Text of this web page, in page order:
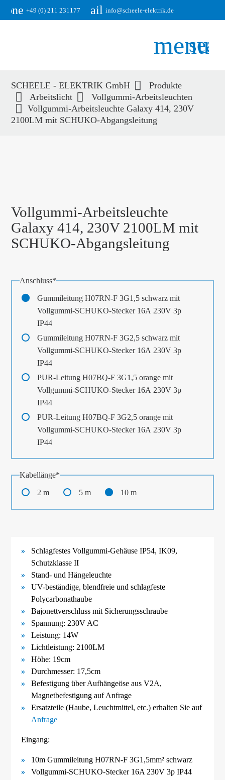
+49 (0) 211 231177email info@scheele-elektrik.de
menu
Suchbegriffe SUCHEN
SCHEELE - ELEKTRIK GmbH
Produkte
Arbeitslicht
Vollgummi-Arbeitsleuchten
Vollgummi-Arbeitsleuchte Galaxy 414, 230V
2100LM mit SCHUKO-Abgangsleitung
Vollgummi-Arbeitsleuchte
Galaxy 414, 230V 2100LM mit
SCHUKO-Abgangsleitung
Pflichtfeld
Anschluss*
Gummileitung H07RN-F 3G1,5 schwarz mit
Vollgummi-SCHUKO-Stecker 16A 230V 3p
IP44
Gummileitung H07RN-F 3G2,5 schwarz mit
Vollgummi-SCHUKO-Stecker 16A 230V 3p
IP44
PUR-Leitung H07BQ-F 3G1,5 orange mit
Vollgummi-SCHUKO-Stecker 16A 230V 3p
IP44
PUR-Leitung H07BQ-F 3G2,5 orange mit
Vollgummi-SCHUKO-Stecker 16A 230V 3p
IP44
Pflichtfeld
Kabellänge*
2 m 5 m 10 m
Schlagfestes Vollgummi-Gehäuse IP54, IK09,
Schutzklasse II
Stand- und Hängeleuchte
UV-beständige, blendfreie und schlagfeste
Polycarbonathaube
Bajonettverschluss mit Sicherungsschraube
Spannung: 230V AC
Leistung: 14W
Lichtleistung: 2100LM
Höhe: 19cm
Durchmesser: 17,5cm
Befestigung über Aufhängeöse aus V2A,
Magnetbefestigung auf Anfrage
Ersatzteile (Haube, Leuchtmittel, etc.) erhalten Sie auf
Anfrage
Eingang:
10m Gummileitung H07RN-F 3G1,5mm² schwarz
Vollgummi-SCHUKO-Stecker 16A 230V 3p IP44